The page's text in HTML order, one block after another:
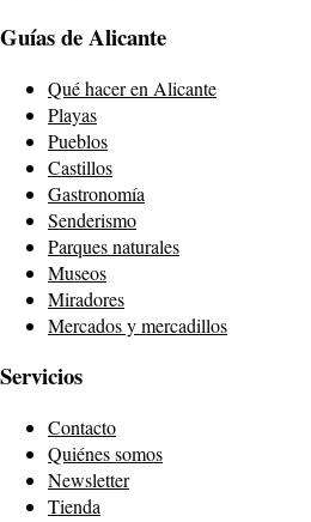
Guías de Alicante
Qué hacer en Alicante
Playas
Pueblos
Castillos
Gastronomía
Senderismo
Parques naturales
Museos
Miradores
Mercados y mercadillos
Servicios
Contacto
Quiénes somos
Newsletter
Tienda